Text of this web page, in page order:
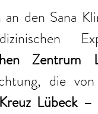
den Sana
Zentrum
die
Lübeck